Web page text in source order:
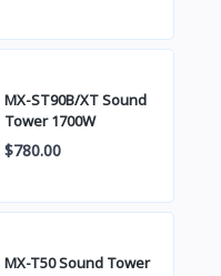
MX-ST90B/XT Sound
Tower 1700W
$780.00
MX-T50 Sound Tower